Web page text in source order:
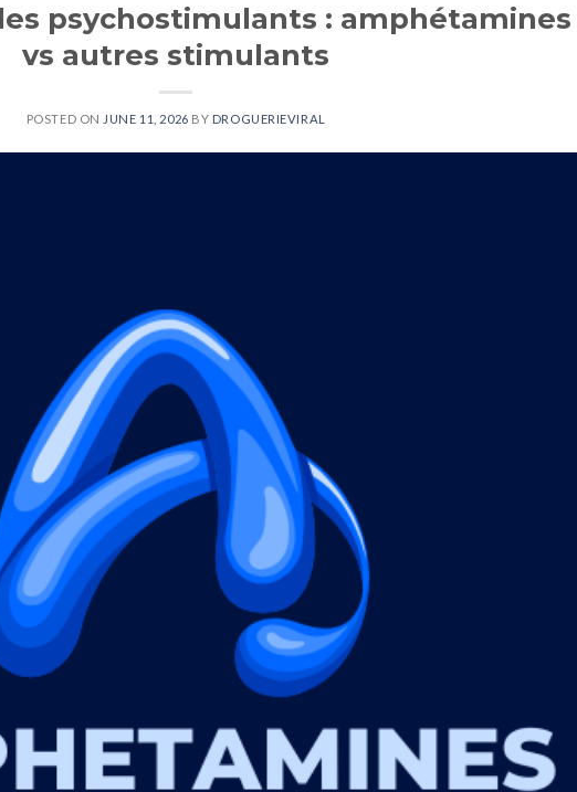
psychostimulants : amphétamines
vs autres stimulants
POSTED ON JUNE 11, 2026 BY DROGUERIEVIRAL